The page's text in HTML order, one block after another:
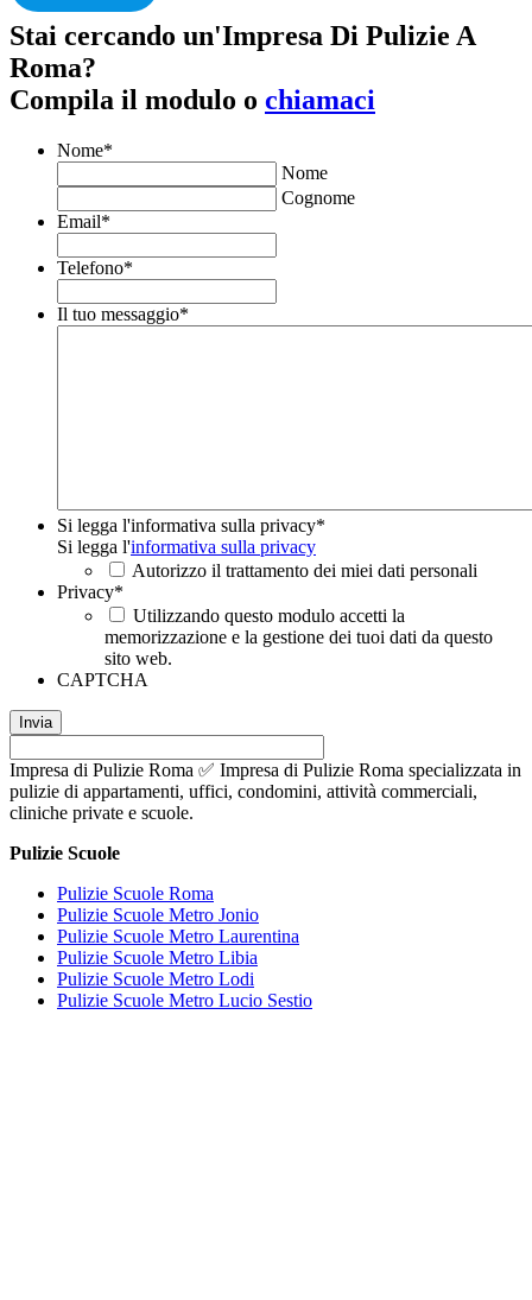
Stai cercando un'Impresa Di Pulizie A
Roma?
Compila il modulo o chiamaci
Nome*
Nome
Cognome
Email*
Telefono*
Il tuo messaggio*
Si legga l'informativa sulla privacy*
Si legga l'informativa sulla privacy
Autorizzo il trattamento dei miei dati personali
Privacy*
Utilizzando questo modulo accetti la
memorizzazione e la gestione dei tuoi dati da questo
sito web.
CAPTCHA
Impresa di Pulizie Roma ✅ Impresa di Pulizie Roma specializzata in
pulizie di appartamenti, uffici, condomini, attività commerciali,
cliniche private e scuole.
Pulizie Scuole
Pulizie Scuole Roma
Pulizie Scuole Metro Jonio
Pulizie Scuole Metro Laurentina
Pulizie Scuole Metro Libia
Pulizie Scuole Metro Lodi
Pulizie Scuole Metro Lucio Sestio